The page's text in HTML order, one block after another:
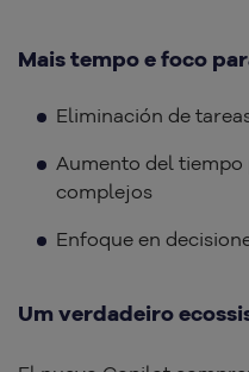
Mais tempo e foco
Eliminación de
Aumento del
complejos
Enfoque en
Um verdadeiro